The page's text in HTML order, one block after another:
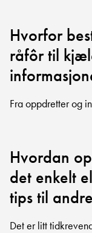
Hvorfor
råfôr til
Fra oppdretter og
Hvordan
det enkelt
tips til
Det er litt